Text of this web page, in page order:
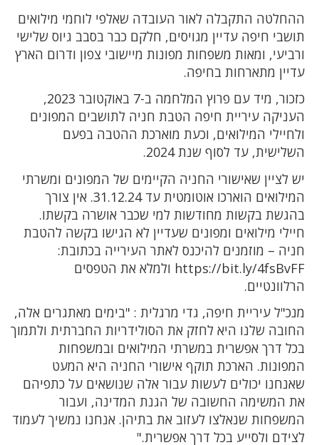
ההחלטה התקבלה לאור העובדה שאלפי לוחמי מילואים
תושבי חיפה עדיין מגויסים, חלקם כבר בסבב גיוס שלישי
ורביעי, ומאות משפחות מפונות מיישובי צפון ודרום הארץ
עדיין מתארחות בחיפה.
כזכור, מיד עם פרוץ המלחמה ב-7 באוקטובר 2023,
העניקה עיריית חיפה הטבת חניה לתושבים המפונים
ולחיילי המילואים, וכעת מוארכת ההטבה בפעם
השלישית, עד לסוף שנת 2024.
יש לציין שאישורי החניה הקיימים של המפונים ומשרתי
המילואים הוארכו אוטומטית עד 31.12.24. אין צורך
בהגשת בקשות מחודשות למי שכבר אושרה בקשתו.
חיילי מילואים ומפונים שעדיין לא הגישו בקשה להטבת
חניה – מוזמנים להיכנס לאתר העירייה בכתובת:
https://bit.ly/4fsBvFF ולמלא את הטפסים
הרלוונטיים.
מנכ"ל עיריית חיפה, גדי מרגלית : "בימים מאתגרים אלה,
החובה שלנו היא לחזק את הסולידריות החברתית ולתמוך
בכל דרך אפשרית במשרתי המילואים ובמשפחות
המפונות. הארכת תוקף אישורי החניה היא המעט
שאנחנו יכולים לעשות עבור אלה שנושאים על כתפיהם
את המשימה החשובה של הגנת המדינה, ועבור
המשפחות שנאלצו לעזוב את בתיהן. אנחנו נמשיך לעמוד
לצידם ולסייע בכל דרך אפשרית."